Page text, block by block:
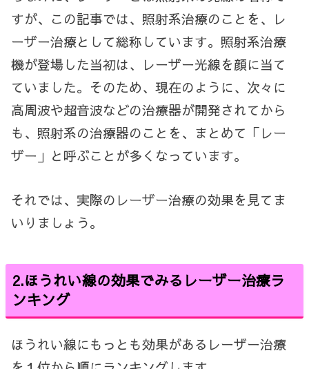
すが、この記事では、照射系治療のことを、レ
ーザー治療として総称しています。照射系治療
機が登場した当初は、レーザー光線を顔に当て
ていました。そのため、現在のように、次々に
高周波や超音波などの治療器が開発されてから
も、照射系の治療器のことを、まとめて「レー
ザー」と呼ぶことが多くなっています。
それでは、実際のレーザー治療の効果を見てま
いりましょう。
2.ほうれい線の効果でみるレーザー治療ラ
ンキング
ほうれい線にもっとも効果があるレーザー治療